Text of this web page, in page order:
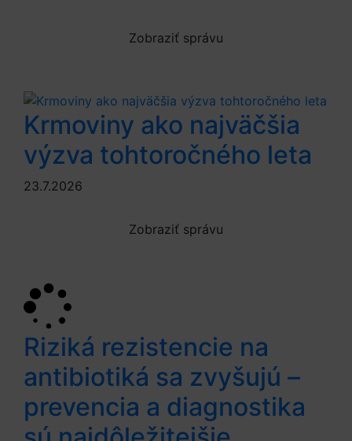
Zobraziť správu
Krmoviny ako najväčšia
výzva tohtoročného leta
23.7.2026
Zobraziť správu
Riziká rezistencie na
antibiotiká sa zvyšujú –
prevencia a diagnostika
sú najdôležitejšie